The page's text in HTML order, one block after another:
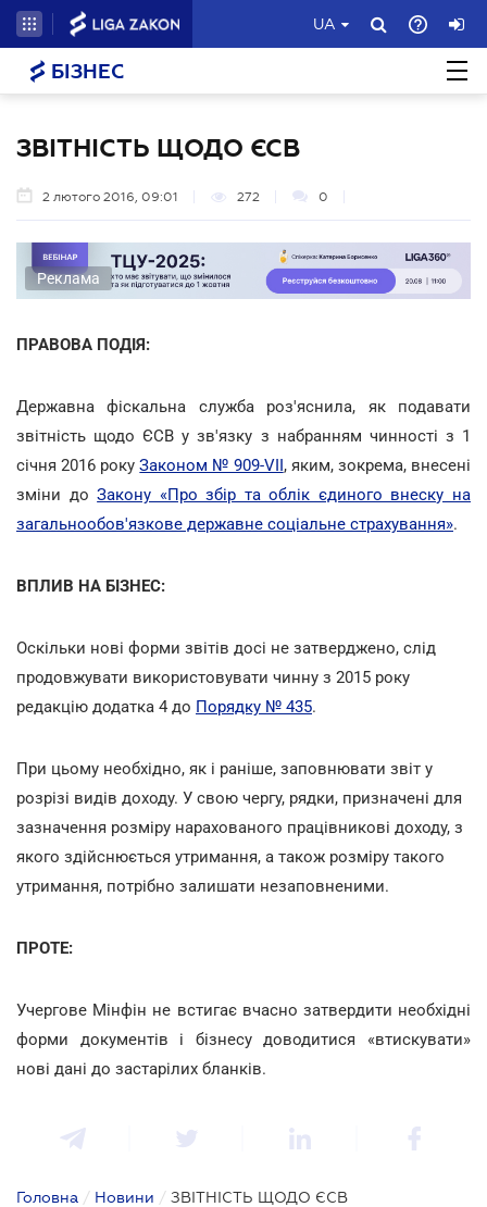
UA
БІЗНЕС
ЗВІТНІСТЬ ЩОДО ЄСВ
2 лютого 2016, 09:01 272 0
Реклама
ПРАВОВА ПОДІЯ:
Державна фіскальна служба роз'яснила, як подавати
звітність щодо ЄСВ у зв'язку з набранням чинності з 1
січня 2016 рокуЗаконом № 909-VII, яким, зокрема, внесені
зміни доЗакону «Про збір та облік єдиного внеску на
загальнообов'язкове державне соціальне страхування».
ВПЛИВ НА БІЗНЕС:
Оскільки нові форми звітів досі не затверджено, слід
продовжувати використовувати чинну з 2015 року
редакцію додатка 4 до Порядку № 435.
При цьому необхідно, як і раніше, заповнювати звіт у
розрізі видів доходу. У свою чергу, рядки, призначені для
зазначення розміру нарахованого працівникові доходу, з
якого здійснюється утримання, а також розміру такого
утримання, потрібно залишати незаповненими.
ПРОТЕ:
Учергове Мінфін не встигає вчасно затвердити необхідні
форми документів і бізнесу доводитися «втискувати»
нові дані до застарілих бланків.
Головна / Новини / ЗВІТНІСТЬ ЩОДО ЄСВ